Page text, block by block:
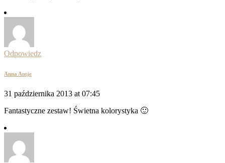
Odpowiedz
Anna Antje
31 października 2013 at 07:45
Fantastyczne zestaw! Świetna kolorystyka 🙂